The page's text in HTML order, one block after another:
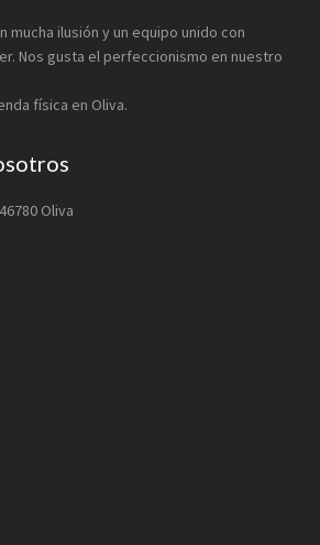
mucha ilusión y un equipo unido con
Nos gusta el perfeccionismo en nuestro
física en Oliva.
Oliva